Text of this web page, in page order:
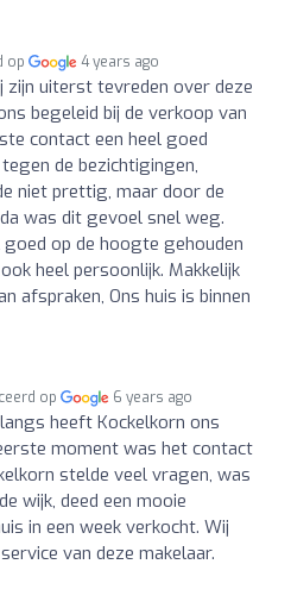
op 4 years ago
zijn uiterst tevreden over deze
begeleid bij de verkoop van
contact een heel goed
de bezichtigingen,
niet prettig, maar door de
was dit gevoel snel weg.
op de hoogte gehouden
heel persoonlijk. Makkelijk
afspraken, Ons huis is binnen
op 6 years ago
heeft Kockelkorn ons
moment was het contact
stelde veel vragen, was
wijk, deed een mooie
in een week verkocht. Wij
van deze makelaar.